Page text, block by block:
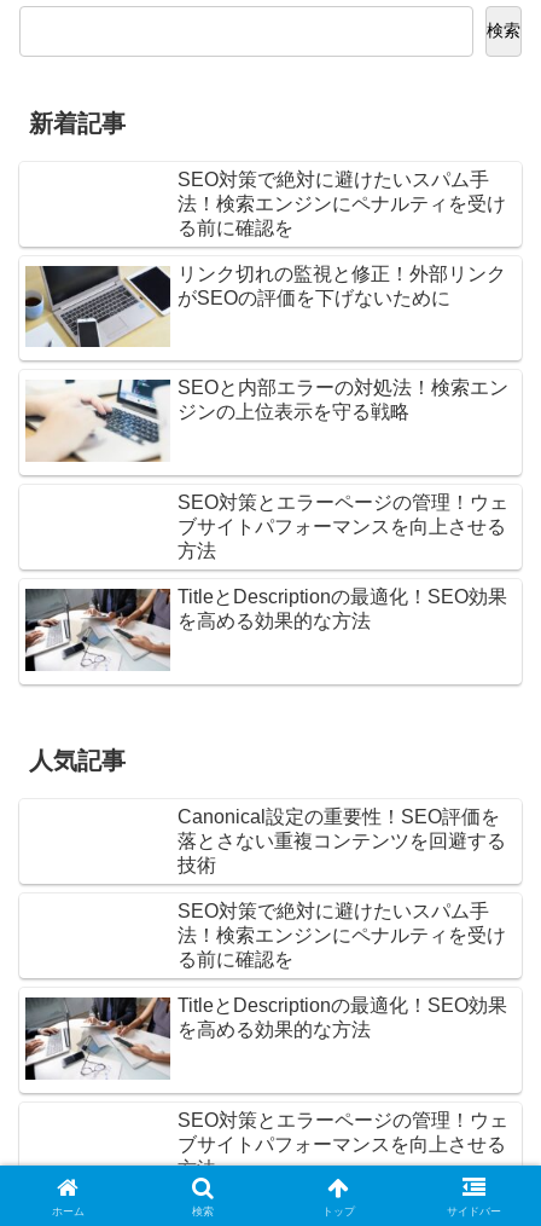
検索
新着記事
SEO対策で絶対に避けたいスパム手
法！検索エンジンにペナルティを受け
る前に確認を
リンク切れの監視と修正！外部リンク
がSEOの評価を下げないために
SEOと内部エラーの対処法！検索エン
ジンの上位表示を守る戦略
SEO対策とエラーページの管理！ウェ
ブサイトパフォーマンスを向上させる
方法
TitleとDescriptionの最適化！SEO効果
を高める効果的な方法
人気記事
Canonical設定の重要性！SEO評価を
落とさない重複コンテンツを回避する
技術
SEO対策で絶対に避けたいスパム手
法！検索エンジンにペナルティを受け
る前に確認を
TitleとDescriptionの最適化！SEO効果
を高める効果的な方法
SEO対策とエラーページの管理！ウェ
ブサイトパフォーマンスを向上させる
方法
リンク切れの監視と修正！外部リンク
ホーム 検索 トップ サイドバー